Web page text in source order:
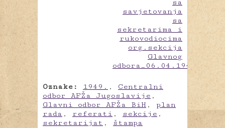
Oznake: 1949. , Centralni
odbor AFŽa Jugoslavije ,
Glavni odbor AFŽa BiH , plan
rada , referati , sekcije ,
sekretarijat , štampa